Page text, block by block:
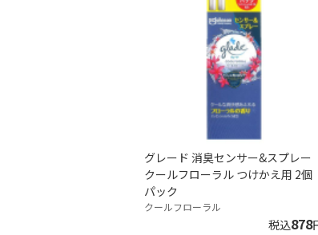
グレード 消臭センサー&スプレー
クールフローラル つけかえ用 2個
パック
クールフローラル
税込878